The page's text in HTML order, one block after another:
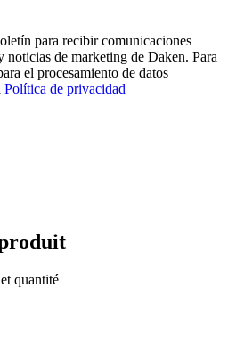
para recibir comunicaciones
noticias de marketing de Daken. Para
el procesamiento de datos
Política de privacidad
quantité